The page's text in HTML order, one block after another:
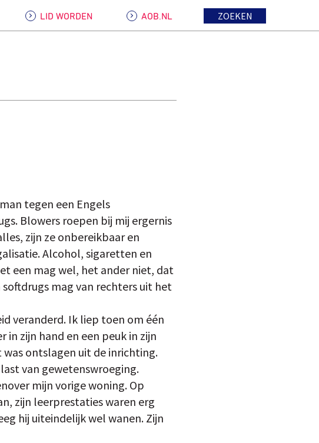
LID WORDEN AOB.NL ZOEKEN
tegen een Engels
Blowers roepen bij mij ergernis
zijn ze onbereikbaar en
Alcohol, sigaretten en
een mag wel, het ander niet, dat
mag van rechters uit het
veranderd. Ik liep toen om één
zijn hand en een peuk in zijn
ontslagen uit de inrichting.
van gewetenswroeging.
mijn vorige woning. Op
zijn leerprestaties waren erg
hij uiteindelijk wel wanen. Zijn